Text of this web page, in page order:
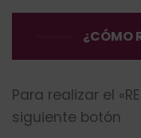
¿CÓMO
Para realizar el
siguiente botón